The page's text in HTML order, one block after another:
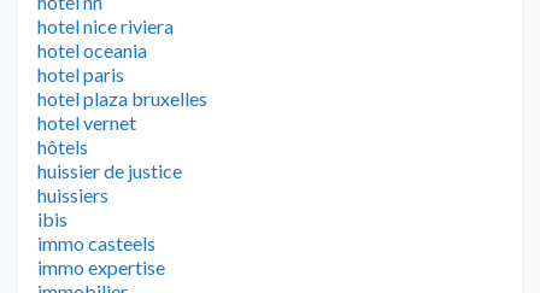
hotel nice riviera
hotel oceania
hotel paris
hotel plaza bruxelles
hotel vernet
hôtels
huissier de justice
huissiers
ibis
immo casteels
immo expertise